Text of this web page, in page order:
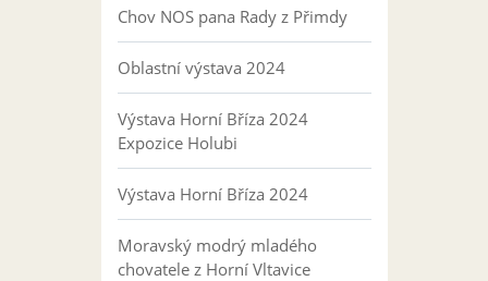
Chov NOS pana Rady z Přimdy
Oblastní výstava 2024
Výstava Horní Bříza 2024
Expozice Holubi
Výstava Horní Bříza 2024
Moravský modrý mladého
chovatele z Horní Vltavice